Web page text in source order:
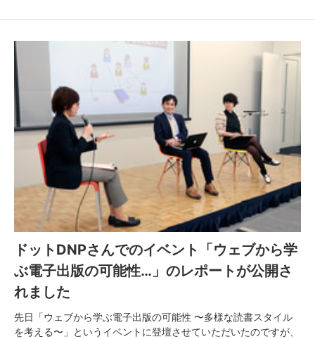
ドットDNPさんでのイベント「ウェブから学
ぶ電子出版の可能性…」のレポートが公開さ
れました
先日「ウェブから学ぶ電子出版の可能性 〜多様な読書スタイル
を考える〜」というイベントに登壇させていただいたのですが、